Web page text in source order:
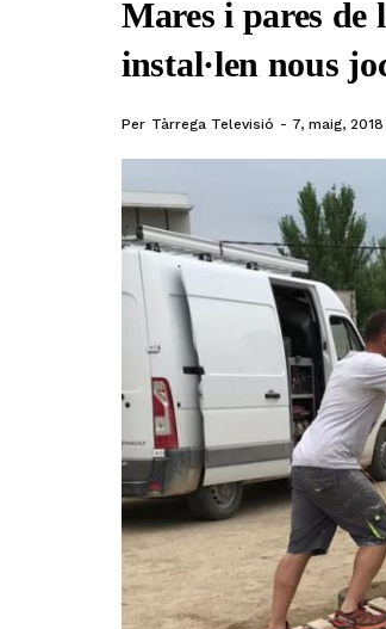
Mares i pares
instal·len nous
Per Tàrrega Televisió 7, maig,